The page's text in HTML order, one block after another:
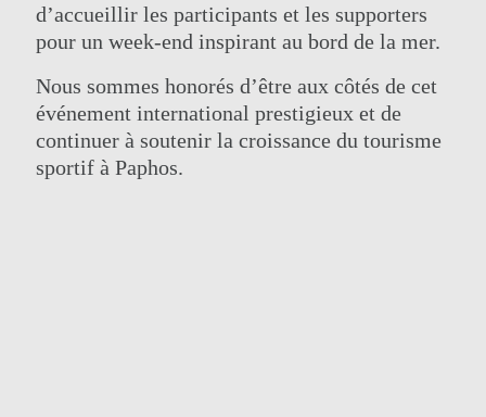
d’accueillir les participants et les supporters
pour un week-end inspirant au bord de la mer.
Nous sommes honorés d’être aux côtés de cet
événement international prestigieux et de
continuer à soutenir la croissance du tourisme
sportif à Paphos.